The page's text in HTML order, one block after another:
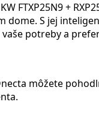
FTXP25N9 +
dome. S jej
potreby a
môžete